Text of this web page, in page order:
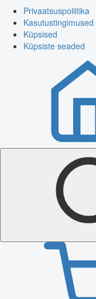
Privaatsuspoliitika
Kasutustingimused
Küpsised
Küpsiste seaded